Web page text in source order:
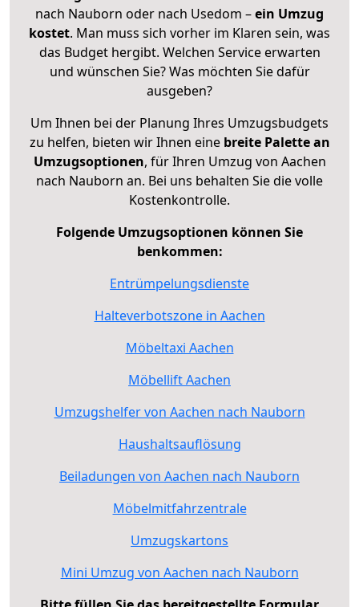
nach Nauborn oder nach Usedom –ein Umzug
kostet. Man muss sich vorher im Klaren sein, was
das Budget hergibt. Welchen Service erwarten
und wünschen Sie? Was möchten Sie dafür
ausgeben?
Um Ihnen bei der Planung Ihres Umzugsbudgets
zu helfen, bieten wir Ihnen eine breite Palette an
Umzugsoptionen, für Ihren Umzug von Aachen
nach Nauborn an. Bei uns behalten Sie die volle
Kostenkontrolle.
Folgende Umzugsoptionen können Sie
benkommen:
Entrümpelungsdienste
Halteverbotszone in Aachen
Möbeltaxi Aachen
Möbellift Aachen
Umzugshelfer von Aachen nach Nauborn
Haushaltsauflösung
Beiladungen von Aachen nach Nauborn
Möbelmitfahrzentrale
Umzugskartons
Mini Umzug von Aachen nach Nauborn